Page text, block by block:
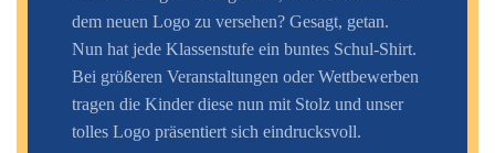
dem neuen Logo zu versehen? Gesagt, getan.
Nun hat jede Klassenstufe ein buntes Schul-Shirt.
Bei größeren Veranstaltungen oder Wettbewerben
tragen die Kinder diese nun mit Stolz und unser
tolles Logo präsentiert sich eindrucksvoll.